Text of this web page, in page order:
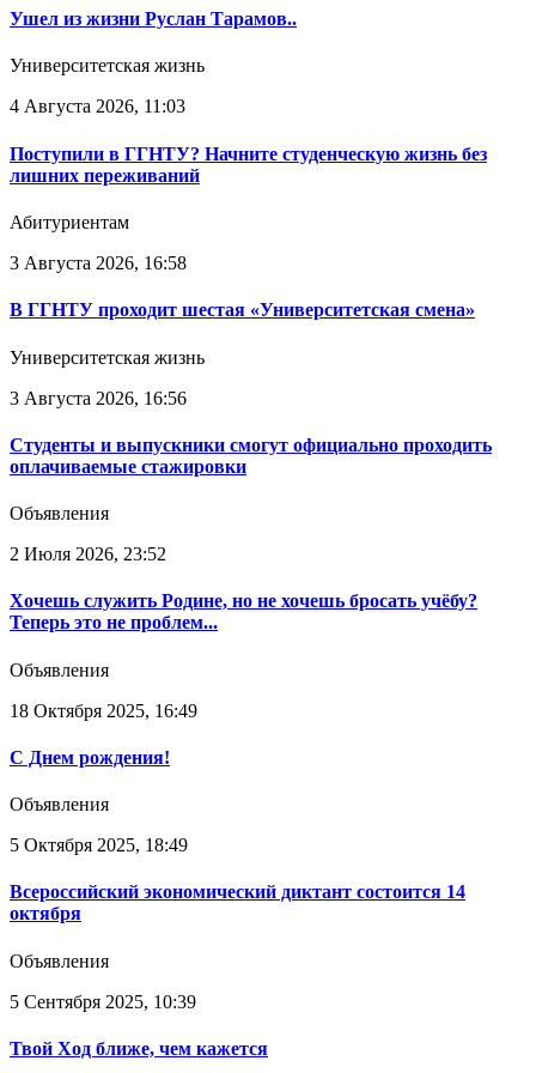
Ушел из жизни Руслан Тарамов..
Университетская жизнь
4 Августа 2026, 11:03
Поступили в ГГНТУ? Начните студенческую жизнь без
лишних переживаний
Абитуриентам
3 Августа 2026, 16:58
В ГГНТУ проходит шестая «Университетская смена»
Университетская жизнь
3 Августа 2026, 16:56
Студенты и выпускники смогут официально проходить
оплачиваемые стажировки
Объявления
2 Июля 2026, 23:52
Хочешь служить Родине, но не хочешь бросать учёбу?
Теперь это не проблем...
Объявления
18 Октября 2025, 16:49
С Днем рождения!
Объявления
5 Октября 2025, 18:49
Всероссийский экономический диктант состоится 14
октября
Объявления
5 Сентября 2025, 10:39
Твой Ход ближе, чем кажется